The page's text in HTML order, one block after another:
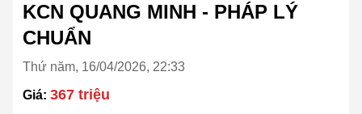
KCN QUANG MINH - PHÁP LÝ
CHUẨN
Thứ năm, 16/04/2026, 22:33
Giá: 367 triệu